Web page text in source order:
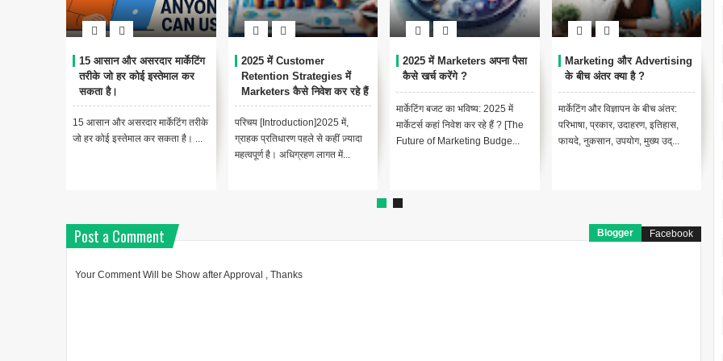
15 आसान और असरदार मार्केटिंग
तरीके जो हर कोई इस्तेमाल कर
सकता है।
15 आसान और असरदार मार्केटिंग तरीके
जो हर कोई इस्तेमाल कर सकता है। ...
2025 में Customer
Retention Strategies में
Marketers कैसे निवेश कर रहे हैं
परिचय [Introduction]2025 में,
ग्राहक प्रतिधारण पहले से कहीं ज़्यादा
महत्वपूर्ण है। अधिग्रहण लागत में...
2025 में Marketers अपना पैसा
कैसे खर्च करेंगे ?
मार्केटिंग बजट का भविष्य: 2025 में
मार्केटर्स कहां निवेश कर रहे हैं ? [The
Future of Marketing Budge...
Marketing और Advertising
के बीच अंतर क्या है ?
मार्केटिंग और विज्ञापन के बीच अंतर:
परिभाषा, प्रकार, उदाहरण, इतिहास,
फायदे, नुकसान, उपयोग, मुख्य उद्...
Post a Comment Blogger Facebook
Your Comment Will be Show after Approval , Thanks